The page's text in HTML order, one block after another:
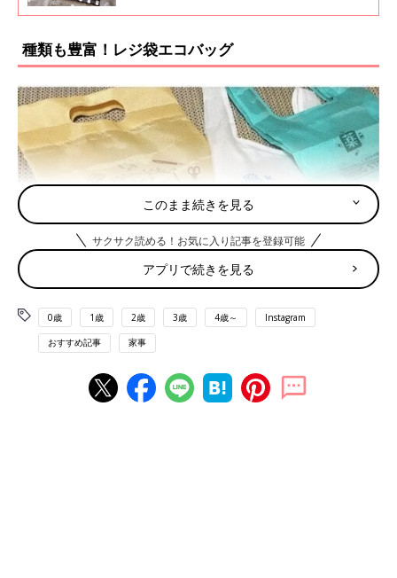
ーのエコバッグをインスタグラムの投稿よりご
種類も豊富！レジ袋エコバッグ
ヒトカケさんがカプセルトイでゲットしたのはレジ袋エコバッ
このまま続きを見る
サクサク読める！お気に入り記事を登録可能
アプリで続きを見る
0歳 1歳 2歳 3歳 4歳～ Instagram
おすすめ記事 家事